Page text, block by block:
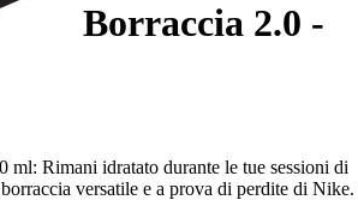
Borraccia 2.0 -
ml: Rimani idratato durante le tue sessioni di
versatile e a prova di perdite di Nike.